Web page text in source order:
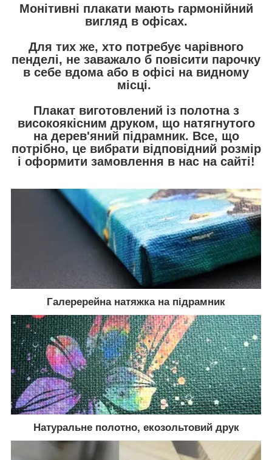
Монітивні плакати мають гармонійний
вигляд в офісах.
Для тих же, хто потребує чарівного
пенделі, не заважало б повісити парочку
в себе вдома або в офісі на видному
місці.
Плакат виготовлений із полотна з
високоякісним друком, що натягнутого
на дерев'яний підрамник. Все, що
потрібно, це вибрати відповідний розмір
і оформити замовлення в нас на сайті!
Галеререйна натяжка на підрамник
Натуральне полотно, екозольтовий друк